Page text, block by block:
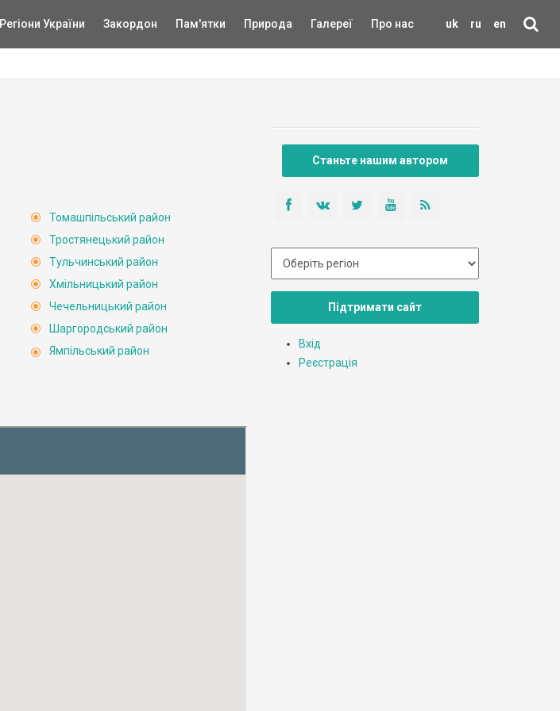
uk ru en
Регіони України Закордон Пам'ятки Природа Галереї Про нас
Томашпільський район
Тростянецький район
Тульчинський район
Хмільницький район
Чечельницький район
Шаргородський район
Ямпільський район
Станьте нашим автором
Підтримати сайт
Вхід
Реєстрація